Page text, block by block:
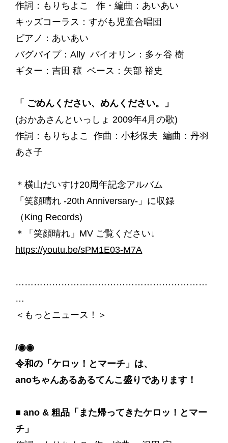
作詞：もりちよこ 作・編曲：あいあい
キッズコーラス：すがも児童合唱団
ピアノ：あいあい
バグパイプ：Ally バイオリン：多ヶ谷 樹
ギター：吉田 穰 ベース：矢部 裕史
「 ごめんください、めんください。」
(おかあさんといっしょ 2009年4月の歌)
作詞：もりちよこ 作曲：小杉保夫 編曲：丹羽
あさ子
＊横山だいすけ20周年記念アルバム
「笑顔晴れ -20th Anniversary-」に収録
（King Records)
＊「笑顔晴れ」MV ご覧ください↓
https://youtu.be/sPM1E03-M7A
………………………………………………………
…
＜もっとニュース！＞
/◉◉ ゞ
令和の「ケロッ！とマーチ」は、
anoちゃんあるあるてんこ盛りであります！
■ ano & 粗品「また帰ってきたケロッ！とマー
チ」